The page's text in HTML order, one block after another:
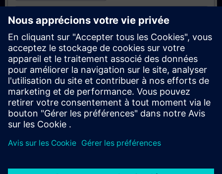
SINAMICS S120 - Parametrieren und
Inbetriebnahme in TIA Portal (Präsenz-Training)
Kurse für Experten
SINAMICS S120 - Parametrieren Safety
Integrated (Präsenz-Training)